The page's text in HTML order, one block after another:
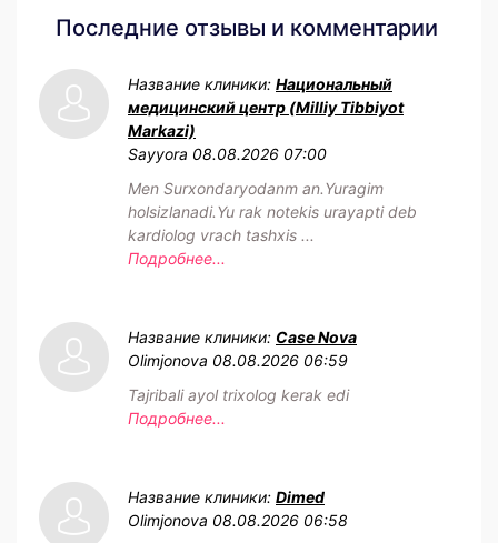
Последние отзывы и комментарии
Название клиники: Национальный
медицинский центр (Milliy Tibbiyot
Markazi)
Sayyora 08.08.2026 07:00
Men Surxondaryodanm an.Yuragim
holsizlanadi.Yu rak notekis urayapti deb
kardiolog vrach tashxis ...
Подробнее...
Название клиники: Case Nova
Olimjonova 08.08.2026 06:59
Tajribali ayol trixolog kerak edi
Подробнее...
Название клиники: Dimed
Olimjonova 08.08.2026 06:58